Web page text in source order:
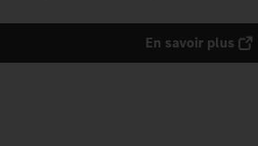
En savoir plus